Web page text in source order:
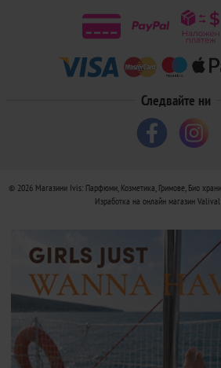
Следвайте ни
© 2026 Магазини Ivis: Парфюми, Козметика, Гримове, Био
Изработка на онлайн магазин Valival